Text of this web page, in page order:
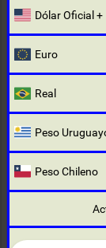
Dólar Oficial +
Euro
Real
Peso
Peso Chileno